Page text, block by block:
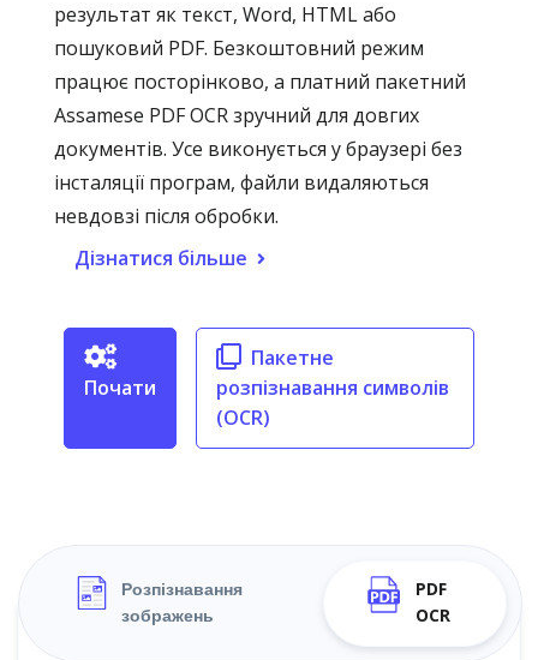
результат як текст, Word, HTML або
пошуковий PDF. Безкоштовний режим
працює посторінково, а платний пакетний
Assamese PDF OCR зручний для довгих
документів. Усе виконується у браузері без
інсталяції програм, файли видаляються
невдовзі після обробки.
Дізнатися більше
Почати
Пакетне
розпізнавання символів
(OCR)
Розпізнавання
зображень
PDF
OCR